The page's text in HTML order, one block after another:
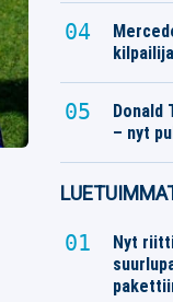
Donald
– nyt
Nyt